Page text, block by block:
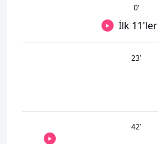
0’
İlk 11'ler
23’
42’